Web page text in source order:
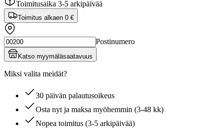
Toimitusaika 3-5 arkipäivää
Toimitus alkaen 0 €
Postinumero
Katso myymäläsaatavuus
Miksi valita meidät?
30 päivän palautusoikeus
Osta nyt ja maksa myöhemmin (3-48 kk)
Nopea toimitus (3-5 arkipäivää)